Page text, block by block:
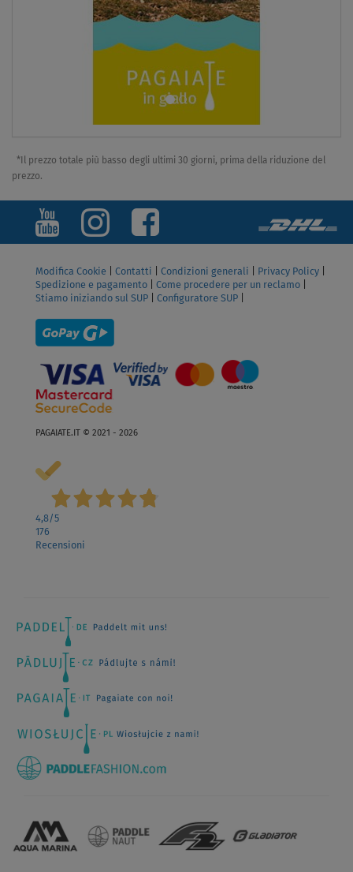
*Il prezzo totale più basso degli ultimi 30 giorni, prima della riduzione del
prezzo.
Modifica Cookie Contatti Condizioni generali Privacy Policy
Spedizione e pagamento
Come procedere per un reclamo
Stiamo iniziando sul SUP
Configuratore SUP
PAGAIATE.IT © 2021 - 2026
4,8/5
176
Recensioni